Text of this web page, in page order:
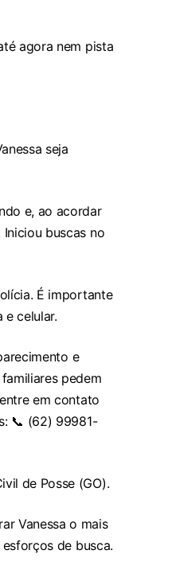
agora nem pista
seja
e, ao acordar
buscas no
É importante
e celular.
e
pedem
em contato
📞 (62) 99981-
de Posse (GO).
Vanessa o mais
de busca.